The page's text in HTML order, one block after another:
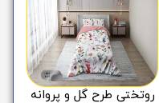
روتختی طرح گل و پروانه